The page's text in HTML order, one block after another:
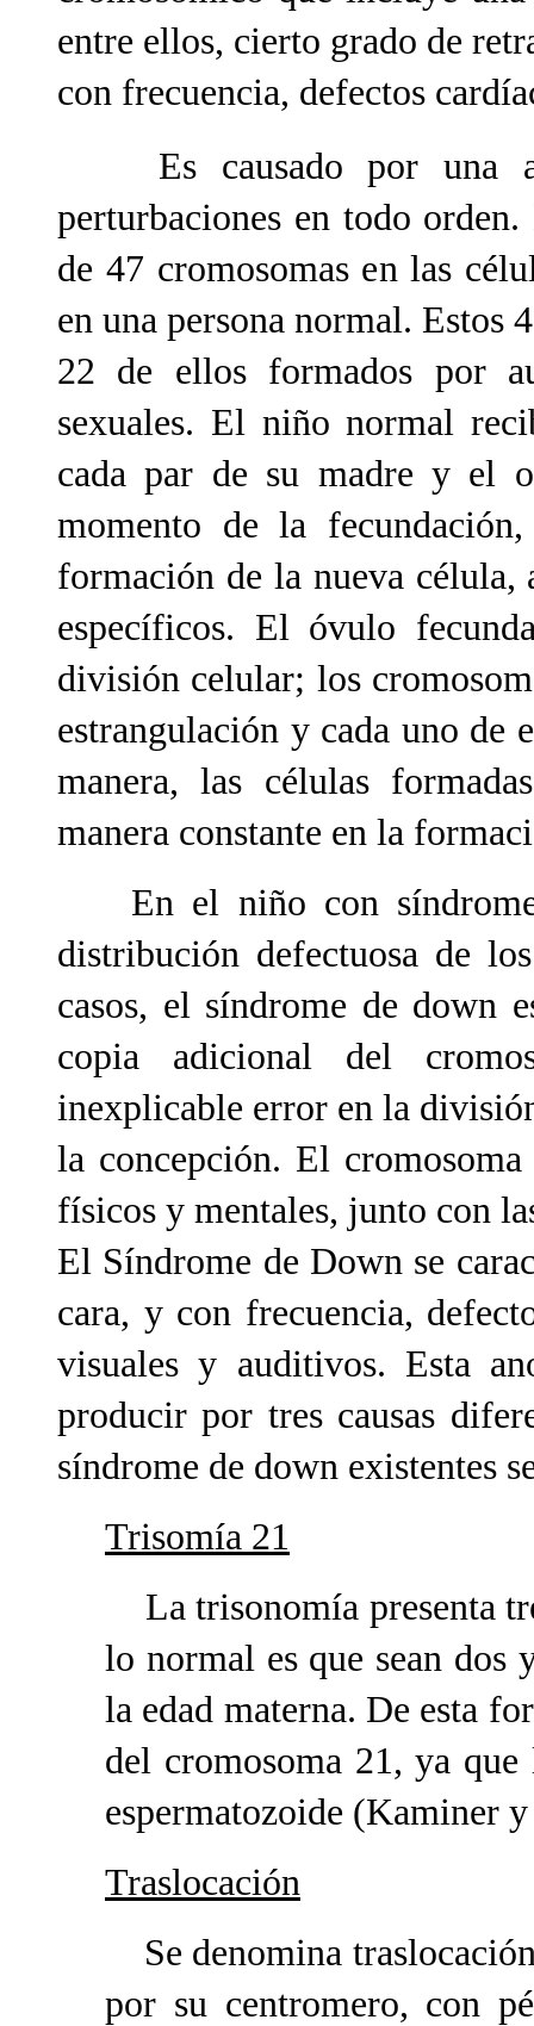
entre ellos, cierto grado de
con frecuencia, defectos
Es causado por una
perturbaciones en todo
de 47 cromosomas en las
en una persona normal. Estos
22 de ellos formados por
sexuales. El niño normal
cada par de su madre y el
momento de la
formación de la nueva célula,
específicos. El óvulo
división celular; los
estrangulación y cada uno de
manera, las células
manera constante en la
En el niño con síndrome
distribución defectuosa de
casos, el síndrome de down
copia adicional del
inexplicable error en la
la concepción. El
físicos y mentales, junto con
El Síndrome de Down se
cara, y con frecuencia,
visuales y auditivos. Esta
producir por tres causas
síndrome de down existentes
Trisomía 21
La trisonomía presenta
lo normal es que sean dos
la edad materna. De esta
del cromosoma 21, ya
espermatozoide (Kaminer
Traslocación
Se denomina
por su centromero, con